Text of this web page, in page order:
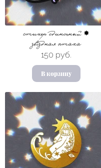
стикер одиночный ✸
звёздная птаха
150 руб.
В корзину